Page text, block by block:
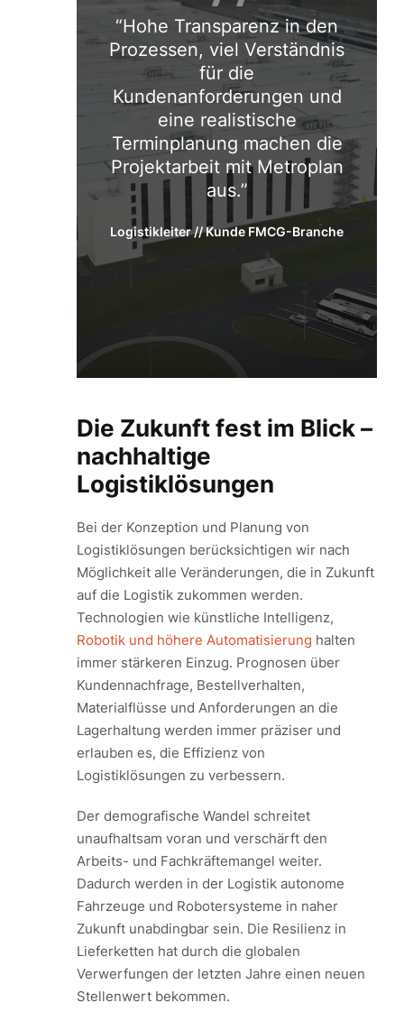
Hohe Transparenz in den
Prozessen, viel Verständnis
für die
Kundenanforderungen und
eine realistische
Terminplanung machen die
Projektarbeit mit Metroplan
aus.
Logistikleiter // Kunde FMCG-Branche
Die Zukunft fest im Blick –
nachhaltige
Logistiklösungen
Bei der Konzeption und Planung von
Logistiklösungen berücksichtigen wir nach
Möglichkeit alle Veränderungen, die in Zukunft
auf die Logistik zukommen werden.
Technologien wie künstliche Intelligenz,
Robotik und höhere Automatisierung halten
immer stärkeren Einzug. Prognosen über
Kundennachfrage, Bestellverhalten,
Materialflüsse und Anforderungen an die
Lagerhaltung werden immer präziser und
erlauben es, die Effizienz von
Logistiklösungen zu verbessern.
Der demografische Wandel schreitet
unaufhaltsam voran und verschärft den
Arbeits- und Fachkräftemangel weiter.
Dadurch werden in der Logistik autonome
Fahrzeuge und Robotersysteme in naher
Zukunft unabdingbar sein. Die Resilienz in
Lieferketten hat durch die globalen
Verwerfungen der letzten Jahre einen neuen
Stellenwert bekommen.